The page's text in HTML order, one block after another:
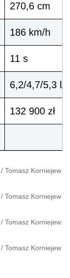
270,6 cm
186 km/h
11 s
6,2/4,7/5,3 l/
132 900 zł
/ Tomasz Korniejew
/ Tomasz Korniejew
/ Tomasz Korniejew
/ Tomasz Korniejew